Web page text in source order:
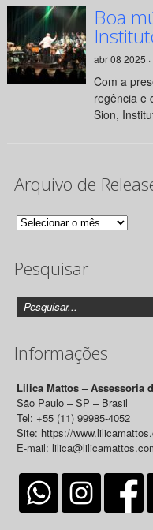
Boa
abr 08 2025 ·
Com a
regência e
Sion,
Arquivo de
Arquivo
Releases
Pesquisar
Informações
Lilica Mattos – Assessoria
São Paulo – SP – Brasil
Tel: +55 (11) 99985-4052
Site: https://
E-mail: